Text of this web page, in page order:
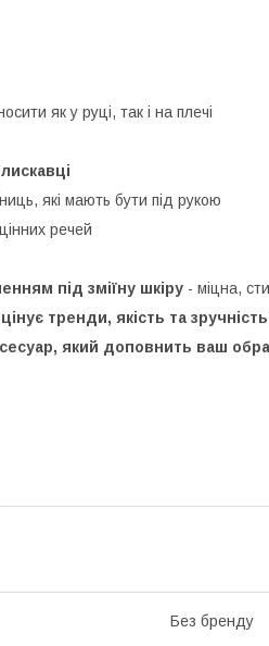
як у руці, так і на плечі
які мають бути під рукою
речей
під зміїну шкіру - міцна,
тренди, якість та
який доповнить ваш
Без бренду